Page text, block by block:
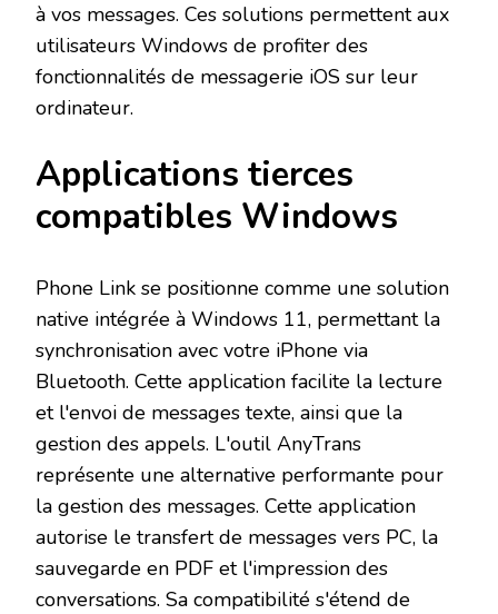
à vos messages. Ces solutions permettent aux
utilisateurs Windows de profiter des
fonctionnalités de messagerie iOS sur leur
ordinateur.
Applications tierces
compatibles Windows
Phone Link se positionne comme une solution
native intégrée à Windows 11, permettant la
synchronisation avec votre iPhone via
Bluetooth. Cette application facilite la lecture
et l'envoi de messages texte, ainsi que la
gestion des appels. L'outil AnyTrans
représente une alternative performante pour
la gestion des messages. Cette application
autorise le transfert de messages vers PC, la
sauvegarde en PDF et l'impression des
conversations. Sa compatibilité s'étend de